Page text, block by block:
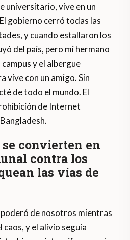
universitario, vive en un
gobierno cerró todas las
y cuando estallaron los
del país, pero mi hermano
y el albergue
vive con un amigo. Sin
de todo el mundo. El
de Internet
convierten en
contra los
las vías de
de nosotros mientras
caos, y el alivio seguía